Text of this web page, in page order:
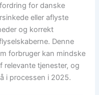
for danske
eller aflyste
og korrekt
Denne
forbruger kan mindske
relevante tjenester, og
i processen i 2025.